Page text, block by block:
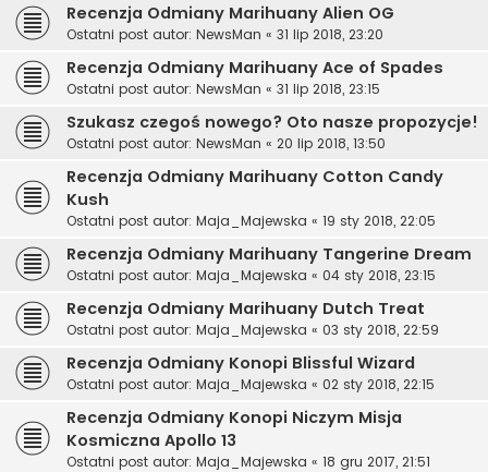
Recenzja Odmiany Marihuany Alien OG
Ostatni post autor: NewsMan « 31 lip 2018, 23:20
Recenzja Odmiany Marihuany Ace of Spades
Ostatni post autor: NewsMan « 31 lip 2018, 23:15
Szukasz czegoś nowego? Oto nasze propozycje!
Ostatni post autor: NewsMan « 20 lip 2018, 13:50
Recenzja Odmiany Marihuany Cotton Candy
Kush
Ostatni post autor: Maja_Majewska « 19 sty 2018, 22:05
Recenzja Odmiany Marihuany Tangerine Dream
Ostatni post autor: Maja_Majewska « 04 sty 2018, 23:15
Recenzja Odmiany Marihuany Dutch Treat
Ostatni post autor: Maja_Majewska « 03 sty 2018, 22:59
Recenzja Odmiany Konopi Blissful Wizard
Ostatni post autor: Maja_Majewska « 02 sty 2018, 22:15
Recenzja Odmiany Konopi Niczym Misja
Kosmiczna Apollo 13
Ostatni post autor: Maja_Majewska « 18 gru 2017, 21:51